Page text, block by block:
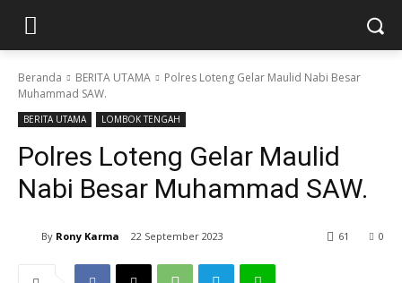
Beranda BERITA UTAMA
Polres Loteng Gelar Maulid Nabi Besar
Muhammad SAW.
BERITA UTAMA LOMBOK TENGAH
Polres Loteng Gelar Maulid
Nabi Besar Muhammad SAW.
By Rony Karma 22 September 2023 0
61